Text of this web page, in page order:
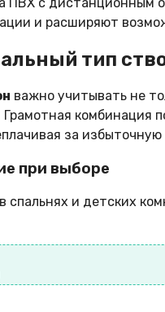
ПВХ с
и расширяют
тип
важно учитывать не
комбинация
за
при выборе
спальнях и детских